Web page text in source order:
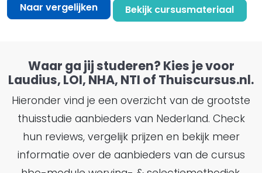
Naar vergelijken Bekijk cursusmateriaal
Waar ga jij studeren? Kies je voor
Laudius, LOI, NHA, NTI of Thuiscursus.nl.
Hieronder vind je een overzicht van de grootste
thuisstudie aanbieders van Nederland. Check
hun reviews, vergelijk prijzen en bekijk meer
informatie over de aanbieders van de cursus